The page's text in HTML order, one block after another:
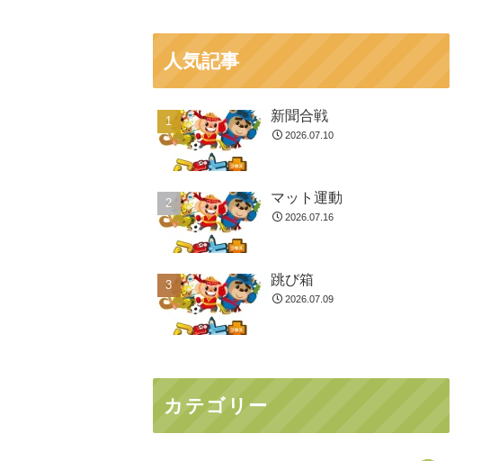
人気記事
新聞合戦
2026.07.10
マット運動
2026.07.16
跳び箱
2026.07.09
カテゴリー